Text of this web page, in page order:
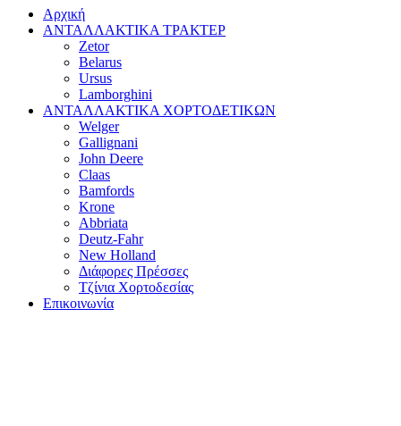
Αρχική
ΑΝΤΑΛΛΑΚΤΙΚΑ ΤΡΑΚΤΕΡ
Zetor
Belarus
Ursus
Lamborghini
ΑΝΤΑΛΛΑΚΤΙΚΑ ΧΟΡΤΟΔΕΤΙΚΩΝ
Welger
Gallignani
John Deere
Claas
Bamfords
Krone
Abbriata
Deutz-Fahr
New Holland
Διάφορες Πρέσσες
Τζίνια Χορτοδεσίας
Επικοινωνία